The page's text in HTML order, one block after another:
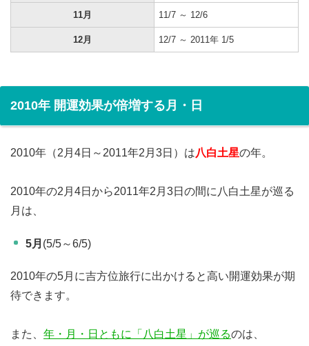
11月 11/7 ～ 12/6
12月 12/7 ～ 2011年 1/5
2010年 開運効果が倍増する月・日
2010年（2月4日～2011年2月3日）は八白土星の年。
2010年の2月4日から2011年2月3日の間に八白土星が巡る
月は、
5月 (5/5～6/5)
2010年の5月に吉方位旅行に出かけると高い開運効果が期
待できます。
また、 年・月・日ともに「八白土星」が巡るのは、